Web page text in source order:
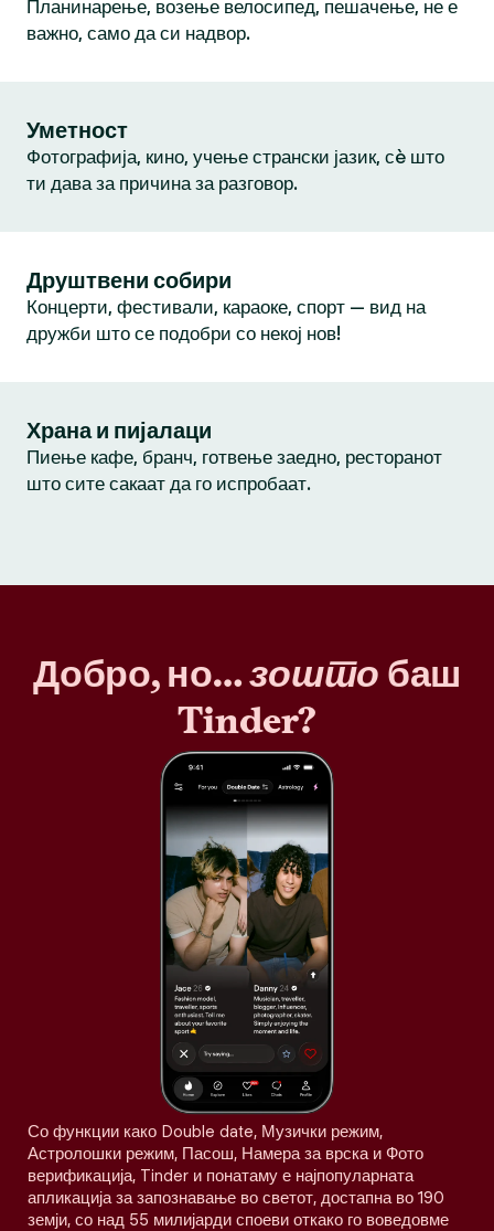
Планинарење, возење велосипед, пешачење, не е
важно, само да си надвор.
Уметност
Фотографија, кино, учење странски јазик, сè што
ти дава за причина за разговор.
Друштвени собири
Концерти, фестивали, караоке, спорт — вид на
дружби што се подобри со некој нов!
Храна и пијалаци
Пиење кафе, бранч, готвење заедно, ресторанот
што сите сакаат да го испробаат.
Добро, но…зошто баш
Tinder?
Со функции како Double date, Музички режим,
Астролошки режим, Пасош, Намера за врска и Фото
верификација, Tinder и понатаму е најпопуларната
апликација за запознавање во светот, достапна во 190
земји, со над 55 милијарди споеви откако го воведовме